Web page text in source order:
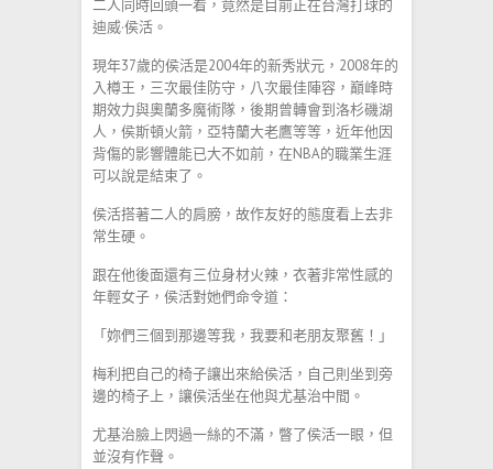
二人同時回頭一看，竟然是目前正在台灣打球的
迪威·侯活。
現年37歲的侯活是2004年的新秀狀元，2008年的
入樽王，三次最佳防守，八次最佳陣容，巔峰時
期效力與奧蘭多魔術隊，後期曾轉會到洛杉磯湖
人，侯斯頓火箭，亞特蘭大老鷹等等，近年他因
背傷的影響體能已大不如前，在NBA的職業生涯
可以說是結束了。
侯活搭著二人的肩膀，故作友好的態度看上去非
常生硬。
跟在他後面還有三位身材火辣，衣著非常性感的
年輕女子，侯活對她們命令道：
「妳們三個到那邊等我，我要和老朋友聚舊！」
梅利把自己的椅子讓出來給侯活，自己則坐到旁
邊的椅子上，讓侯活坐在他與尤基治中間。
尤基治臉上閃過一絲的不滿，瞥了侯活一眼，但
並沒有作聲。